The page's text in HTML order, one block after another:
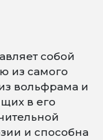
собой
из самого
вольфрама и
в его
и способна